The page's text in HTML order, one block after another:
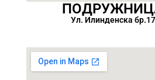
Ул. Илинденска